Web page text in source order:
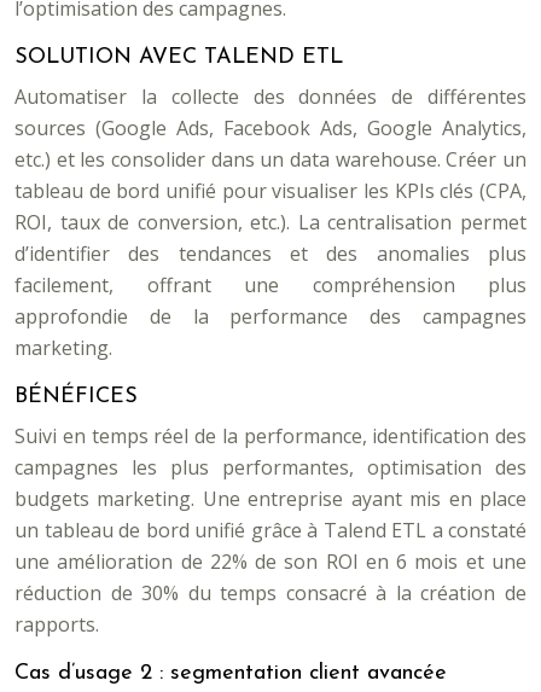
l’optimisation des campagnes.
SOLUTION AVEC TALEND ETL
Automatiser la collecte des données de différentes
sources (Google Ads, Facebook Ads, Google Analytics,
etc.) et les consolider dans un data warehouse. Créer un
tableau de bord unifié pour visualiser les KPIs clés (CPA,
ROI, taux de conversion, etc.). La centralisation permet
d’identifier des tendances et des anomalies plus
facilement, offrant une compréhension plus
approfondie de la performance des campagnes
marketing.
BÉNÉFICES
Suivi en temps réel de la performance, identification des
campagnes les plus performantes, optimisation des
budgets marketing. Une entreprise ayant mis en place
un tableau de bord unifié grâce à Talend ETL a constaté
une amélioration de 22% de son ROI en 6 mois et une
réduction de 30% du temps consacré à la création de
rapports.
Cas d’usage 2 : segmentation client avancée